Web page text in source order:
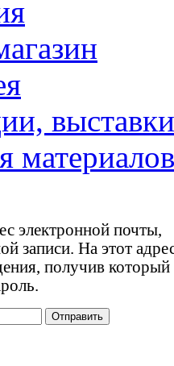
выставки
материалов
электронной почты,
записи. На этот
получив
Отправить